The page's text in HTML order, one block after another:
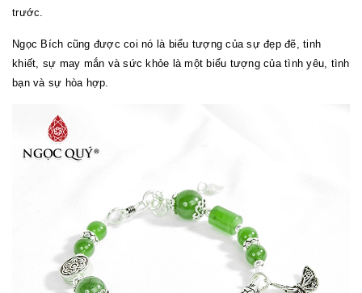
trước.
Ngọc Bích cũng được coi nó là biểu tượng của sự đẹp đẽ, tinh
khiết, sự may mắn và sức khỏe là một biểu tượng của tình yêu, tình
bạn và sự hòa hợp.